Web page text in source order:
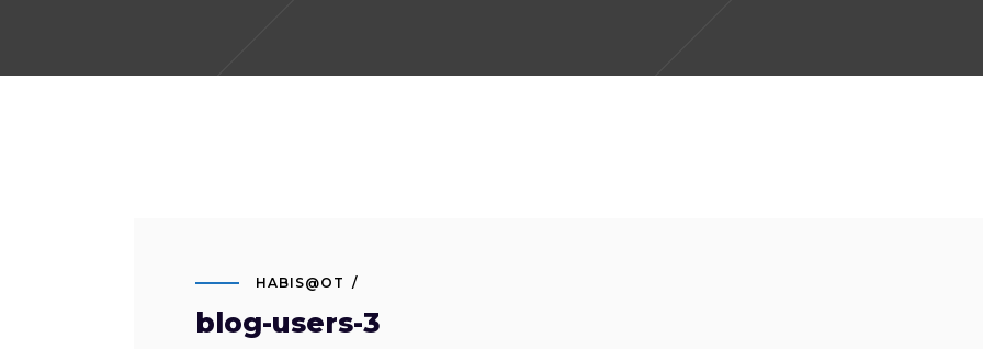
HABIS@OT
blog-users-3